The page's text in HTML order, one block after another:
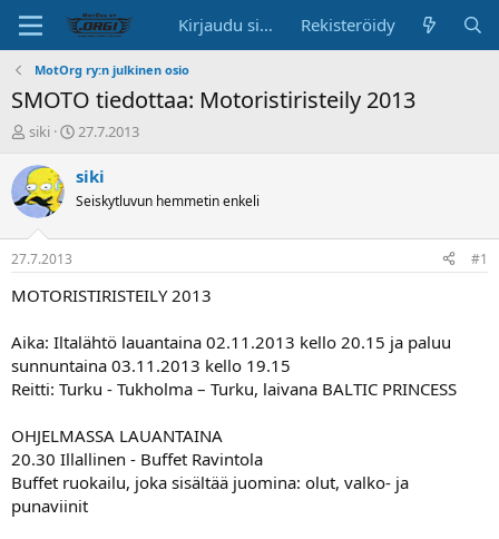
Kirjaudu sisään Rekisteröidy
MotOrg ry:n julkinen osio
SMOTO tiedottaa: Motoristiristeily 2013
K
s
k
u
s
t
e
l
a
l
o
t
t
a
j
a
siki
A
o
t
p
ä
ä
27.7.2013
siki
Seiskytluvun hemmetin enkeli
27.7.2013 #1
MOTORISTIRISTEILY 2013
Aika: Iltalähtö lauantaina 02.11.2013 kello 20.15 ja paluu
sunnuntaina 03.11.2013 kello 19.15
Reitti: Turku - Tukholma – Turku, laivana BALTIC PRINCESS
OHJELMASSA LAUANTAINA
20.30 Illallinen - Buffet Ravintola
Buffet ruokailu, joka sisältää juomina: olut, valko- ja
punaviinit